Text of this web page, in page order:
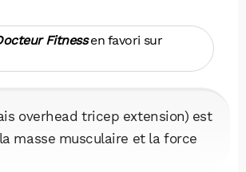
Fitnessen favori sur
overhead tricep extension) est
masse musculaire et la force